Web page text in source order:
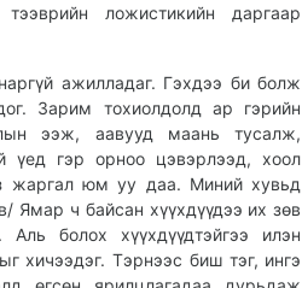
ложистикийн даргаар
ажилладаг. Гэхдээ би болж
Зарим тохиолдолд ар гэрийн
ээж, аавууд маань тусалж,
үед гэр орноо цэвэрлээд, хоол
жаргал юм уу даа. Миний хувьд
Ямар ч байсан хүүхдүүдээ их зөв
болох хүүхдүүдтэйгээ илэн
хичээдэг. Тэрнээс биш тэг, ингэ